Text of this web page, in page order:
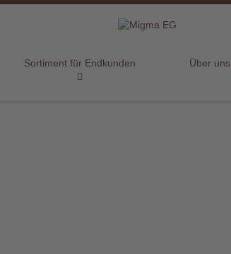
Sortiment für Endkunden Über uns